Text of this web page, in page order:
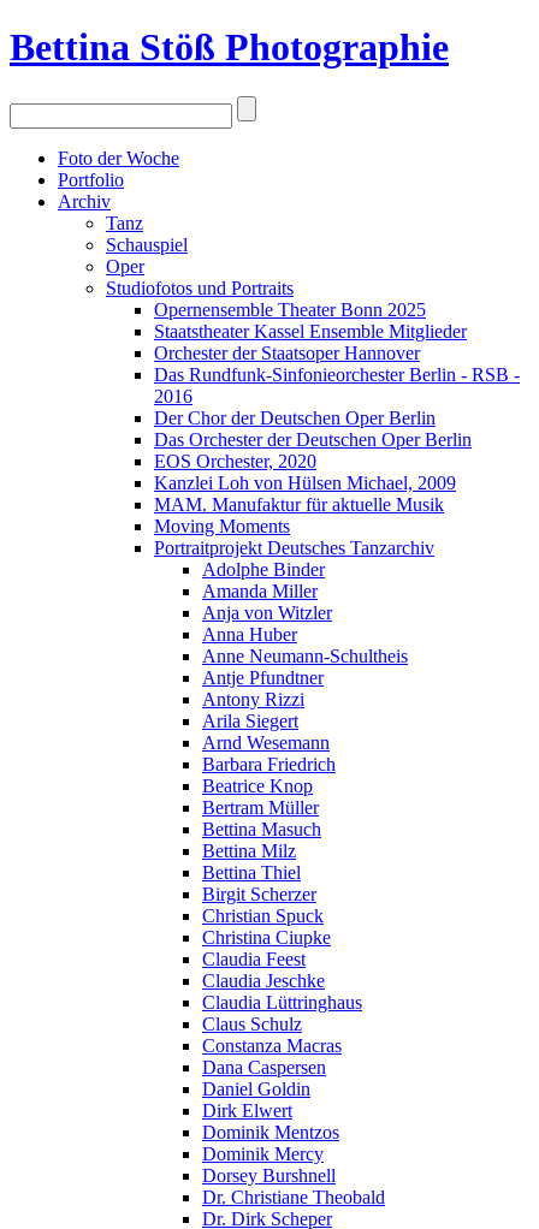
Bettina Stöß Photographie
Foto der Woche
Portfolio
Archiv
Tanz
Schauspiel
Oper
Studiofotos und Portraits
Opernensemble Theater Bonn 2025
Staatstheater Kassel Ensemble Mitglieder
Orchester der Staatsoper Hannover
Das Rundfunk-Sinfonieorchester Berlin - RSB -
2016
Der Chor der Deutschen Oper Berlin
Das Orchester der Deutschen Oper Berlin
EOS Orchester, 2020
Kanzlei Loh von Hülsen Michael, 2009
MAM. Manufaktur für aktuelle Musik
Moving Moments
Portraitprojekt Deutsches Tanzarchiv
Adolphe Binder
Amanda Miller
Anja von Witzler
Anna Huber
Anne Neumann-Schultheis
Antje Pfundtner
Antony Rizzi
Arila Siegert
Arnd Wesemann
Barbara Friedrich
Beatrice Knop
Bertram Müller
Bettina Masuch
Bettina Milz
Bettina Thiel
Birgit Scherzer
Christian Spuck
Christina Ciupke
Claudia Feest
Claudia Jeschke
Claudia Lüttringhaus
Claus Schulz
Constanza Macras
Dana Caspersen
Daniel Goldin
Dirk Elwert
Dominik Mentzos
Dominik Mercy
Dorsey Burshnell
Dr. Christiane Theobald
Dr. Dirk Scheper